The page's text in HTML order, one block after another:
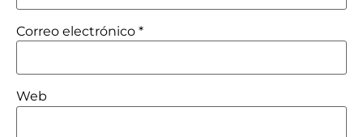
Correo electrónico *
Web